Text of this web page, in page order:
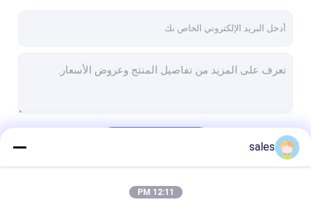
sales
12:11 PM